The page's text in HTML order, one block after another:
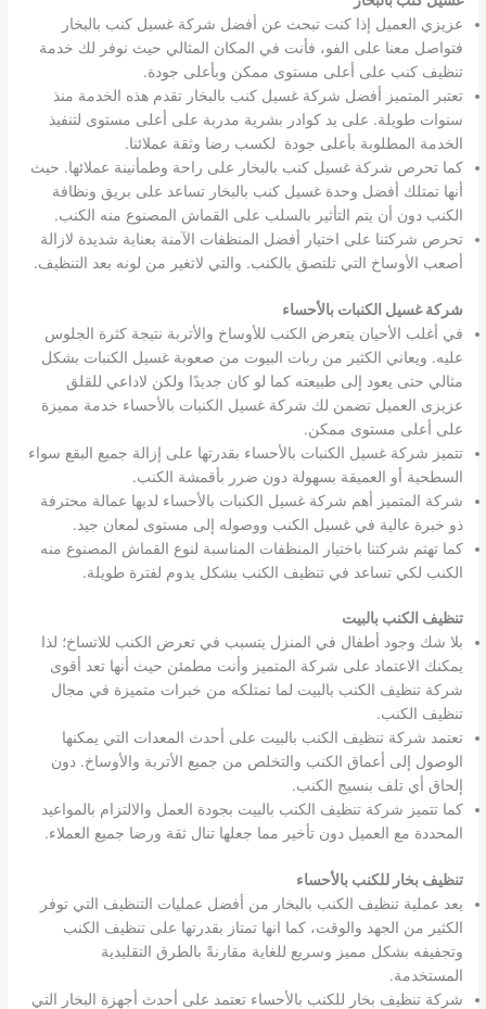
عزيزي العميل إذا كنت تبحث عن أفضل شركة غسيل كنب بالبخار
فتواصل معنا على الفو، فأنت في المكان المثالي حيث نوفر لك خدمة
تنظيف كنب على أعلى مستوى ممكن وبأعلى جودة.
تعتبر المتميز أفضل شركة غسيل كنب بالبخار تقدم هذه الخدمة منذ
سنوات طويلة. على يد كوادر بشرية مدربة على أعلى مستوى لتنفيذ
الخدمة المطلوبة بأعلى جودة لكسب رضا وثقة عملائنا.
كما تحرص شركة غسيل كنب بالبخار على راحة وطمأنينة عملائها. حيث
أنها تمتلك أفضل وحدة غسيل كنب بالبخار تساعد على بريق ونظافة
الكنب دون أن يتم التأثير بالسلب على القماش المصنوع منه الكنب.
تحرص شركتنا على اختيار أفضل المنظفات الآمنة بعناية شديدة لازالة
أصعب الأوساخ التي تلتصق بالكنب. والتي لاتغير من لونه بعد التنظيف.
شركة غسيل الكنبات بالأحساء
في أغلب الأحيان يتعرض الكنب للأوساخ والأتربة نتيجة كثرة الجلوس
عليه. ويعاني الكثير من ربات البيوت من صعوبة غسيل الكنبات بشكل
مثالي حتى يعود إلى طبيعته كما لو كان جديدًا ولكن لاداعي للقلق
عزيزى العميل تضمن لك شركة غسيل الكنبات بالأحساء خدمة مميزة
على أعلى مستوى ممكن.
تتميز شركة غسيل الكنبات بالأحساء بقدرتها على إزالة جميع البقع سواء
السطحية أو العميقة بسهولة دون ضرر بأقمشة الكنب.
شركة المتميز أهم شركة غسيل الكنبات بالأحساء لديها عمالة محترفة
ذو خبرة عالية في غسيل الكنب ووصوله إلى مستوى لمعان جيد.
كما تهتم شركتنا باختيار المنظفات المناسبة لنوع القماش المصنوع منه
الكنب لكي تساعد في تنظيف الكنب بشكل يدوم لفترة طويلة.
تنظيف الكنب بالبيت
بلا شك وجود أطفال في المنزل يتسبب في تعرض الكنب للاتساخ؛ لذا
يمكنك الاعتماد على شركة المتميز وأنت مطمئن حيث أنها تعد أقوى
شركة تنظيف الكنب بالبيت لما تمتلكه من خبرات متميزة في مجال
تنظيف الكنب.
تعتمد شركة تنظيف الكنب بالبيت على أحدث المعدات التي يمكنها
الوصول إلى أعماق الكنب والتخلص من جميع الأتربة والأوساخ. دون
إلحاق أي تلف بنسيج الكنب.
كما تتميز شركة تنظيف الكنب بالبيت بجودة العمل والالتزام بالمواعيد
المحددة مع العميل دون تأخير مما جعلها تنال ثقة ورضا جميع العملاء.
تنظيف بخار للكنب بالأحساء
يعد عملية تنظيف الكنب بالبخار من أفضل عمليات التنظيف التي توفر
الكثير من الجهد والوقت، كما انها تمتاز بقدرتها على تنظيف الكنب
وتجفيفه بشكل مميز وسريع للغاية مقارنةً بالطرق التقليدية
المستخدمة.
شركة تنظيف بخار للكنب بالأحساء تعتمد على أحدث أجهزة البخار التي